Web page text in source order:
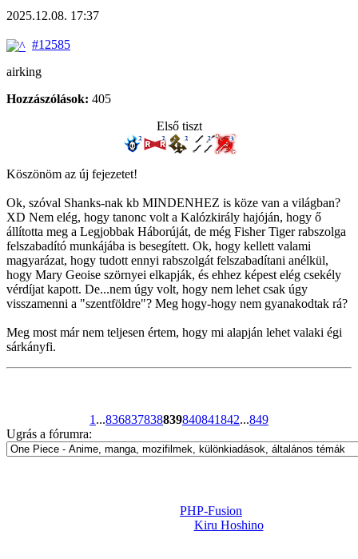
2025.12.08. 17:37
#12585
airking
Hozzászólások: 405
Első tiszt
Köszönöm az új fejezetet!
Ok, szóval Shanks-nak kb MINDENHEZ is köze van a világban?
XD Nem elég, hogy tanonc volt a Kalózkirály hajóján, hogy ő
állította meg a Legjobbak Háborúját, de még Fisher Tiger rabszolga
felszabadító munkájába is besegített. Ok, hogy kellett valami
magyarázat, hogy tudott ennyi rabszolgát felszabadítani anélkül,
hogy Mary Geoise szörnyei elkapják, és ehhez képest elég csekély
vérdíjat kapott. De...nem úgy volt, hogy nem lehet csak úgy
visszamenni a "szentföldre"? Meg hogy-hogy nem gyanakodtak rá?
Meg most már nem teljesen értem, hogy mi alapján lehet valaki égi
sárkányfi.
1 ...836837838839840841842...849
Ugrás a fórumra:
PHP-Fusion
Kiru Hoshino